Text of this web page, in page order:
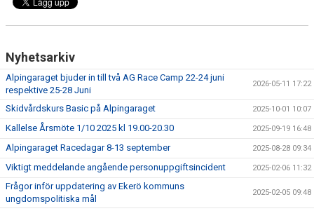
Nyhetsarkiv
Alpingaraget bjuder in till två AG Race Camp 22-24 juni
respektive 25-28 Juni
2026-05-11 17:22
Skidvårdskurs Basic på Alpingaraget 2025-10-01 10:07
Kallelse Årsmöte 1/10 2025 kl 19.00-20.30 2025-09-19 16:48
Alpingaraget Racedagar 8-13 september 2025-08-28 09:34
Viktigt meddelande angående personuppgiftsincident 2025-02-06 11:32
Frågor inför uppdatering av Ekerö kommuns
ungdomspolitiska mål
2025-02-05 09:48